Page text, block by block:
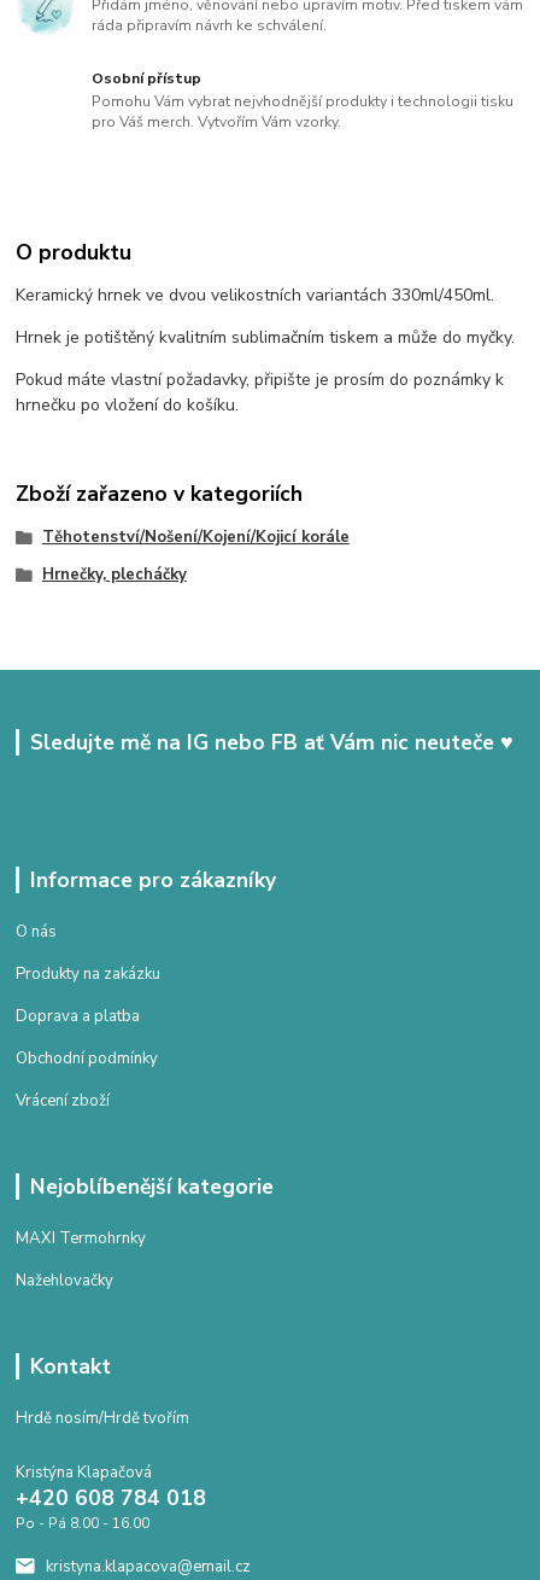
Přidám jméno, věnování nebo upravím motiv. Před tiskem vám
ráda připravím návrh ke schválení.
Osobní přístup
Pomohu Vám vybrat nejvhodnější produkty i technologii tisku
pro Váš merch. Vytvořím Vám vzorky.
O produktu
Keramický hrnek ve dvou velikostních variantách 330ml/450ml.
Hrnek je potištěný kvalitním sublimačním tiskem a může do myčky.
Pokud máte vlastní požadavky, připište je prosím do poznámky k
hrnečku po vložení do košíku.
Zboží zařazeno v kategoriích
Těhotenství/Nošení/Kojení/Kojicí korále
Hrnečky, plecháčky
Sledujte mě na IG nebo FB ať Vám nic neuteče ♥
Informace pro zákazníky
O nás
Produkty na zakázku
Doprava a platba
Obchodní podmínky
Vrácení zboží
Nejoblíbenější kategorie
MAXI Termohrnky
Nažehlovačky
Kontakt
Hrdě nosím/Hrdě tvořím
Kristýna Klapačová
+420 608 784 018
Po - Pá 8.00 - 16.00
kristyna.klapacova@email.cz